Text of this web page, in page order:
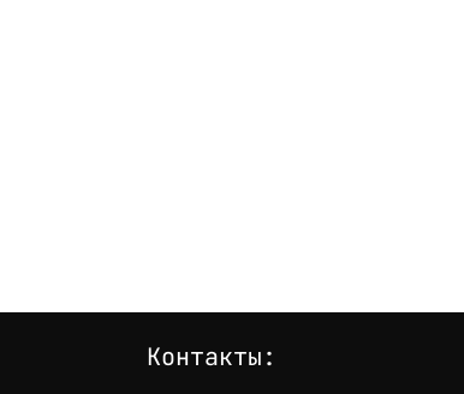
Контакты: